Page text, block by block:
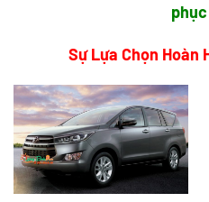
Sự Lựa Chọn Hoàn